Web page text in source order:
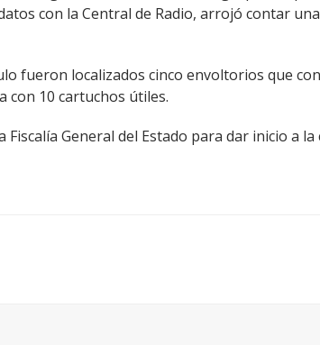
con la Central de Radio, arrojó contar
fueron localizados cinco envoltorios que
con 10 cartuchos útiles.
General del Estado para dar inicio a